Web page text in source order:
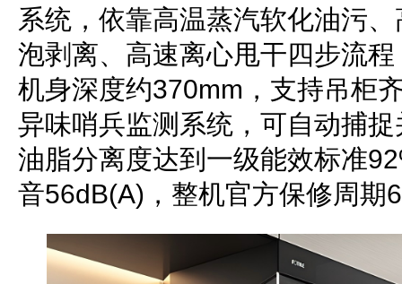
系统，依靠高温蒸汽软化油污
泡剥离、高速离心甩干四步流
机身深度约370mm，支持吊柜
异味哨兵监测系统，可自动捕
油脂分离度达到一级能效标准
音56dB(A)，整机官方保修周期